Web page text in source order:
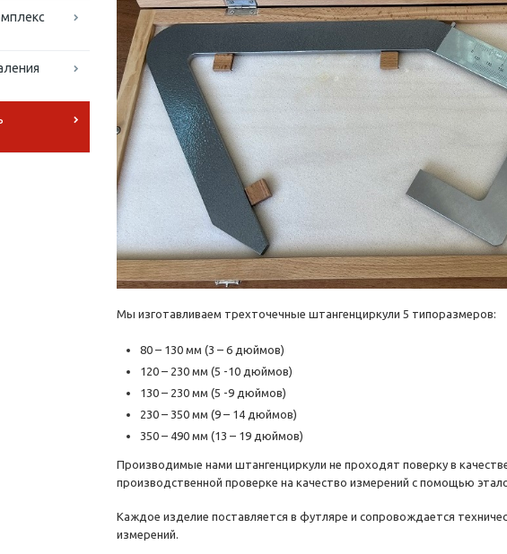
Мы изготавливаем трехточечные штангенциркули 5 типоразмеров:
80 – 130 мм (3 – 6 дюймов)
120 – 230 мм (5 -10 дюймов)
130 – 230 мм (5 -9 дюймов)
230 – 350 мм (9 – 14 дюймов)
350 – 490 мм (13 – 19 дюймов)
Производимые нами штангенциркули не проходят поверку в
производственной проверке на качество измерений с помощью
Каждое изделие поставляется в футляре и сопровождается
измерений.